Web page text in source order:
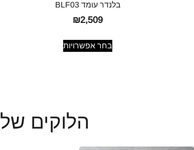
בלנדר עומד BLF03
₪2,509
בחר אפשרויות
הלוקים של SMEG